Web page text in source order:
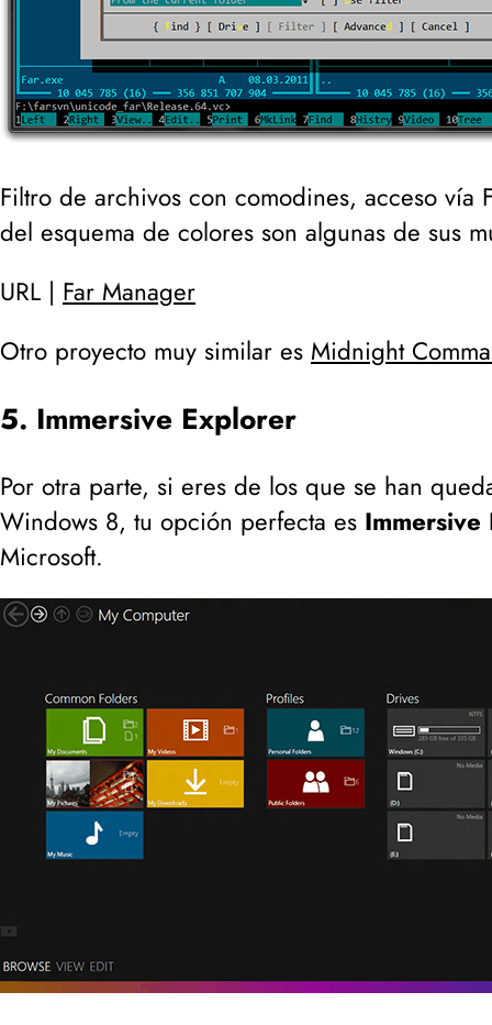
Filtro de archivos con comodines, acceso vía
del esquema de colores son algunas de sus
URL | Far Manager
Otro proyecto muy similar es Midnight
5. Immersive Explorer
Por otra parte, si eres de los que se han
Windows 8, tu opción perfecta es
Microsoft.